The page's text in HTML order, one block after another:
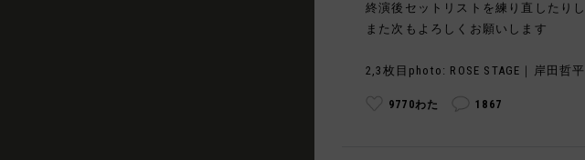
終演後セットリストを練り直したり
また次もよろしくお願いします
2,3枚目photo: ROSE STAGE｜岸田哲
9770わた 1867